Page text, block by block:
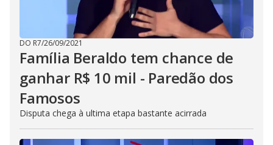
DO R7/26/09/2021
Família Beraldo tem chance de
ganhar R$ 10 mil - Paredão dos
Famosos
Disputa chega à ultima etapa bastante acirrada